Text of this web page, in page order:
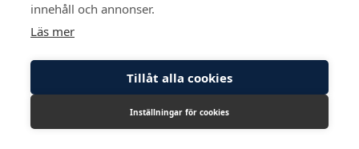
© Copyright 2026 Inkom, Industrikomponenter AB
Integritetspolicy
Cookiepolicy Lediga tjänster
innehåll och annonser.
Läs mer
Tillåt alla cookies
Inställningar för cookies
CookieHub - Development mode